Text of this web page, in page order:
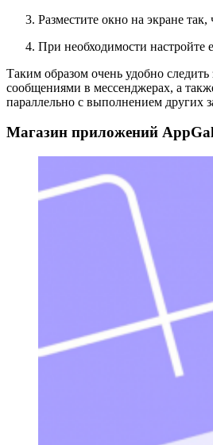
Разместите окно на экране
При необходимости настройте
Таким образом очень удобно
сообщениями в мессенджерах, а
параллельно с выполнением других
Магазин приложений